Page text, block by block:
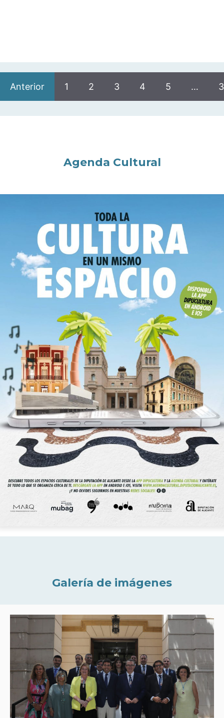
Anterior 1 2 3 4 5 …
Agenda Cultural
Galería de imágenes